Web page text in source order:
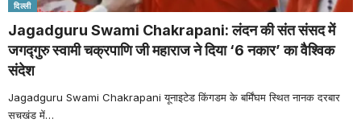
दिल्ली
Jagadguru Swami Chakrapani: लंदन की संत संसद में
जगद्गुरु स्वामी चक्रपाणि जी महाराज ने दिया ‘6 नकार’ का वैश्विक
संदेश
Jagadguru Swami Chakrapani यूनाइटेड किंगडम के बर्मिंघम स्थित नानक दरबार
सचखंड में…